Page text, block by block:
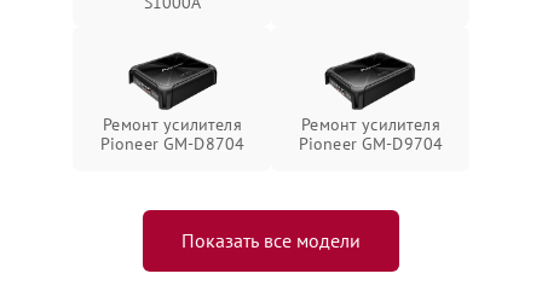
Ремонт усилителя
Pioneer GM-D8704
Ремонт усилителя
Pioneer GM-D9704
Показать все модели